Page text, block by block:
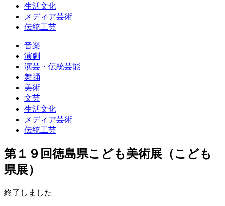
生活文化
メディア芸術
伝統工芸
音楽
演劇
演芸・伝統芸能
舞踊
美術
文芸
生活文化
メディア芸術
伝統工芸
第１９回徳島県こども美術展（こども
県展）
終了しました